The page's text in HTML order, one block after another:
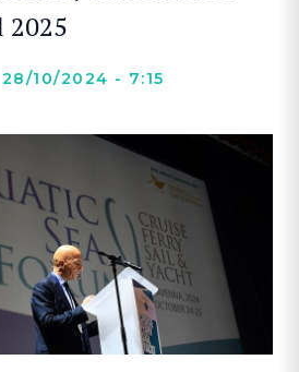
2025
10/2024 - 7:15